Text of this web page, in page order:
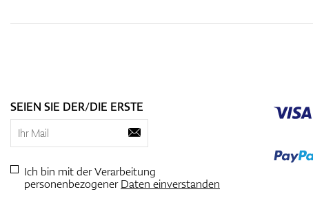
SEIEN SIE DER/DIE ERSTE
Ich bin mit der Verarbeitung
personenbezogenerDaten einverstanden